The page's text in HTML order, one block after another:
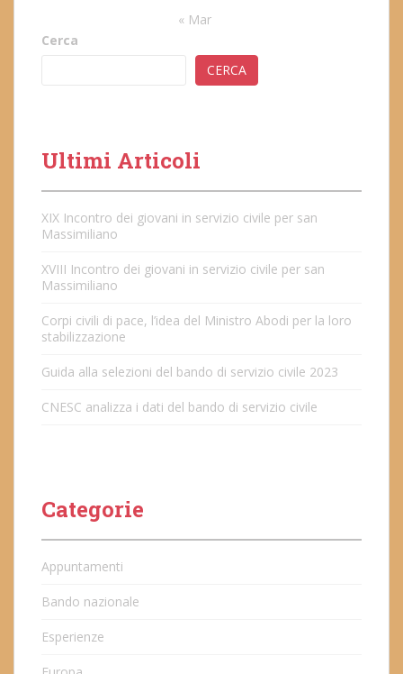
« Mar
Cerca
CERCA
Ultimi Articoli
XIX Incontro dei giovani in servizio civile per san
Massimiliano
XVIII Incontro dei giovani in servizio civile per san
Massimiliano
Corpi civili di pace, l’idea del Ministro Abodi per la loro
stabilizzazione
Guida alla selezioni del bando di servizio civile 2023
CNESC analizza i dati del bando di servizio civile
Categorie
Appuntamenti
Bando nazionale
Esperienze